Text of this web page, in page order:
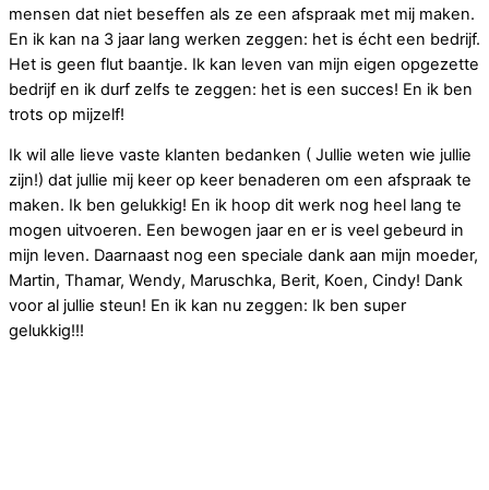
mensen dat niet beseffen als ze een afspraak met mij maken.
En ik kan na 3 jaar lang werken zeggen: het is écht een bedrijf.
Het is geen flut baantje. Ik kan leven van mijn eigen opgezette
bedrijf en ik durf zelfs te zeggen: het is een succes! En ik ben
trots op mijzelf!
Ik wil alle lieve vaste klanten bedanken ( Jullie weten wie jullie
zijn!) dat jullie mij keer op keer benaderen om een afspraak te
maken. Ik ben gelukkig! En ik hoop dit werk nog heel lang te
mogen uitvoeren. Een bewogen jaar en er is veel gebeurd in
mijn leven. Daarnaast nog een speciale dank aan mijn moeder,
Martin, Thamar, Wendy, Maruschka, Berit, Koen, Cindy! Dank
voor al jullie steun! En ik kan nu zeggen: Ik ben super
gelukkig!!!